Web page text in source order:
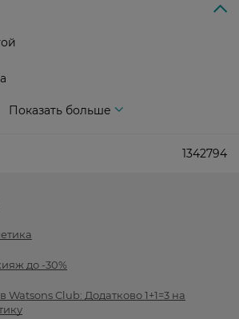
Показать больше
1342794
до -30%
Watsons Club: Додатково 1+1=3 на